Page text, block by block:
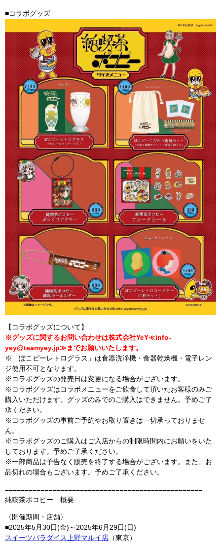
■コラボグッズ
【コラボグッズについて】
※グッズに関するお問い合わせは株式会社YeY≪info-
yey@teamyey.jp≫までお願いいたします。
※「ぽこピーレトログラス」は食器洗浄機・食器乾燥機・電子レン
ジ使用不可となります。
※コラボグッズの発売日は変更になる場合がございます。
※コラボグッズはコラボメニューをご飲食して頂いたお客様のみご
購入いただけます。グッズのみでのご購入はできません。予めご了
承ください。
※コラボグッズの事前ご予約やお取り置きは一切承っておりませ
ん。
※コラボグッズのご購入はご入店からの制限時間内にお願いをいた
しております。予めご了承ください。
※一部商品は予告なく販売を終了する場合がございます。また、お
品切れの場合もございます。予めご了承ください。
==================================================
純喫茶ポコピー 概要
〈開催期間・店舗〉
■2025年5月30日(金)～2025年6月29日(日)
スイーツパラダイス上野マルイ店 （東京）